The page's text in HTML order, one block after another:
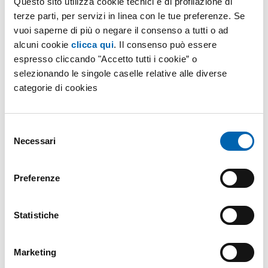
terze parti, per servizi in linea con le tue preferenze. Se
vuoi saperne di più o negare il consenso a tutti o ad
alcuni cookie clicca qui. Il consenso può essere
espresso cliccando "Accetto tutti i cookie” o
selezionando le singole caselle relative alle diverse
categorie di cookies
delNecessari
Preferenze
Statistiche
Marketing
bilancio statale
Se la novità incentivi alletta dal punto di vista del
rinnovamento edilizio, nonostante l’edilizia
rappresenti un settore ancora sottomesso alla crisi
che gli incentivi avrebbero sul
bilancio statale
l’impostazione decennale del piano di intervento
in futuro, minor bisogno di ricorrere a incentivi per
la riqualificazione